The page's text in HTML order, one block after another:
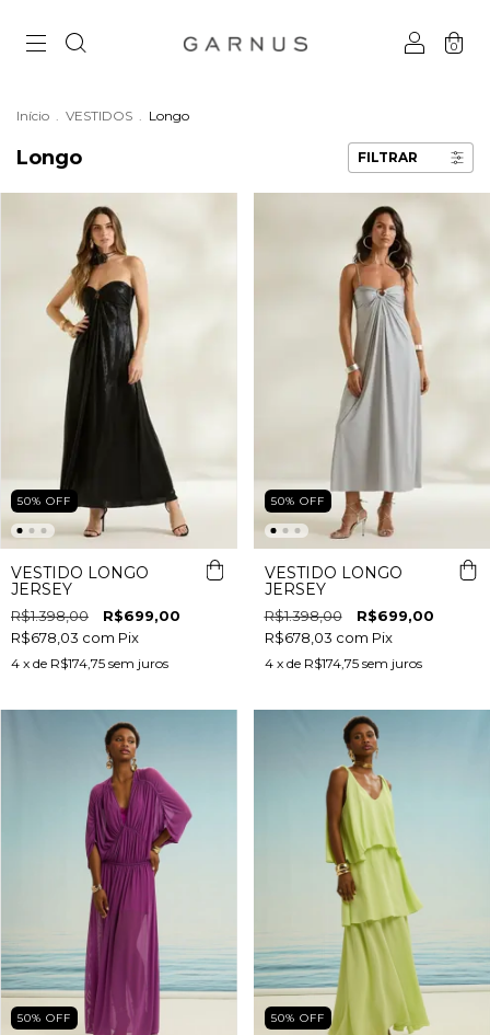
0
Início . VESTIDOS . Longo
Longo FILTRAR
50% OFF
VESTIDO LONGO
JERSEY
R$1.398,00
R$699,00
R$678,03 com Pix
4 x de R$174,75 sem juros
50% OFF
VESTIDO LONGO
JERSEY
R$1.398,00
R$699,00
R$678,03 com Pix
4 x de R$174,75 sem juros
50% OFF 50% OFF